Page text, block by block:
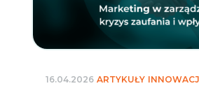
16.04.2026 ARTYKUŁY